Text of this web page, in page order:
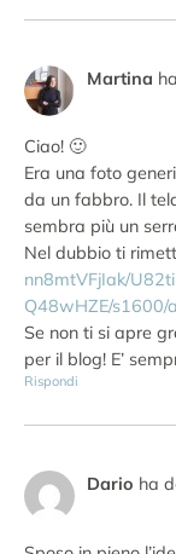
Martina
Ciao! 🙂
Era una foto
da un fabbro. Il
sembra più un
Nel dubbio ti
nn8mtVFjIak/
Q48wHZE/
Se non ti si apre
per il blog! E’
Rispondi
Dario ha